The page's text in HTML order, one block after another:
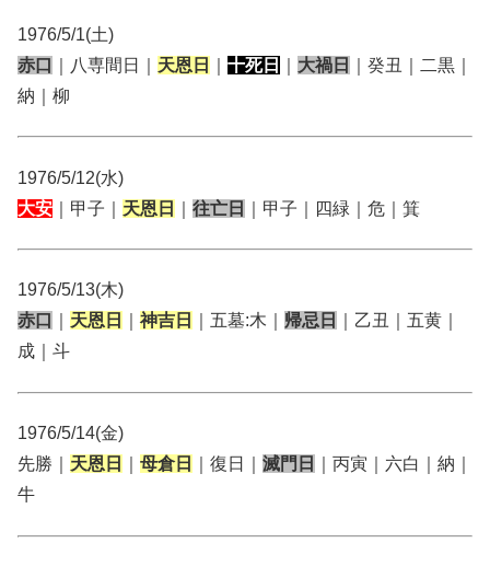
1976/5/1(土)
赤口
｜八専間日｜ 天恩日 十死日 大禍日
｜癸丑｜二黒｜
納｜柳
1976/5/12(水)
大安 ｜甲子｜ 天恩日 往亡日 ｜甲子｜四緑｜危｜箕
1976/5/13(木)
赤口
天恩日 神吉日 ｜五墓:木｜ 帰忌日
｜乙丑｜五黄｜
成｜斗
1976/5/14(金)
先勝｜ 天恩日 母倉日 ｜復日｜ 滅門日
｜丙寅｜六白｜納｜
牛